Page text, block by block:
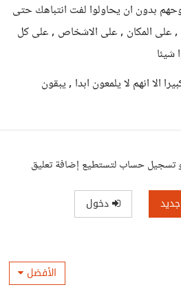
بدون ان يحاولوا لفت انتباهك حتى
, على المكان , على الاشخاص , على كل
الا انهم لا يلمعون ابدا , يبقون
تسجيل حساب لتستطيع إضافة تعليق
دخول
الأفضل